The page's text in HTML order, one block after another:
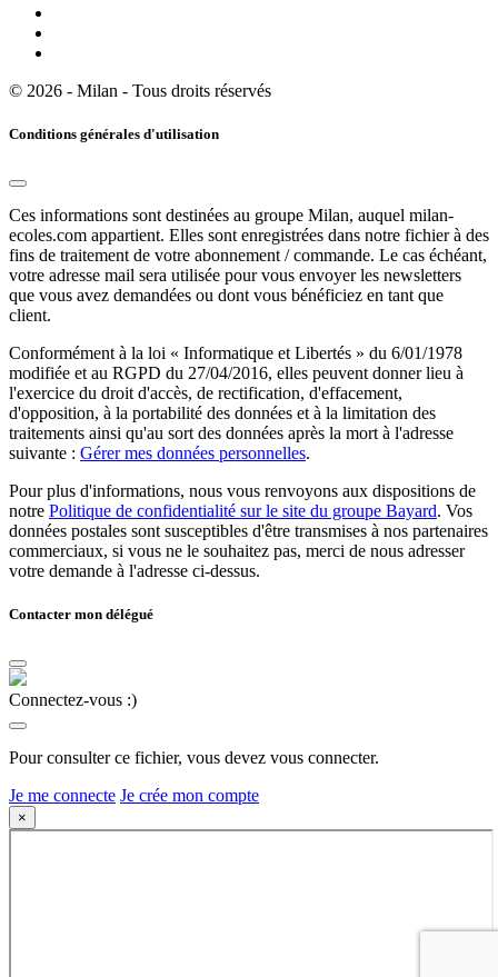
© 2026 - Milan - Tous droits réservés
Conditions générales d'utilisation
Ces informations sont destinées au groupe Milan, auquel milan-
ecoles.com appartient. Elles sont enregistrées dans notre fichier à des
fins de traitement de votre abonnement / commande. Le cas échéant,
votre adresse mail sera utilisée pour vous envoyer les newsletters
que vous avez demandées ou dont vous bénéficiez en tant que
client.
Conformément à la loi « Informatique et Libertés » du 6/01/1978
modifiée et au RGPD du 27/04/2016, elles peuvent donner lieu à
l'exercice du droit d'accès, de rectification, d'effacement,
d'opposition, à la portabilité des données et à la limitation des
traitements ainsi qu'au sort des données après la mort à l'adresse
suivante : Gérer mes données personnelles.
Pour plus d'informations, nous vous renvoyons aux dispositions de
notre Politique de confidentialité sur le site du groupe Bayard. Vos
données postales sont susceptibles d'être transmises à nos partenaires
commerciaux, si vous ne le souhaitez pas, merci de nous adresser
votre demande à l'adresse ci-dessus.
Contacter mon délégué
Connectez-vous :)
Pour consulter ce fichier, vous devez vous connecter.
Je me connecte Je crée mon compte
×